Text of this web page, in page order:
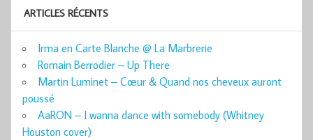
ARTICLES RÉCENTS
Irma en Carte Blanche @ La Marbrerie
Romain Berrodier – Up There
Martin Luminet – Cœur & Quand nos cheveux auront
poussé
AaRON – I wanna dance with somebody (Whitney
Houston cover)